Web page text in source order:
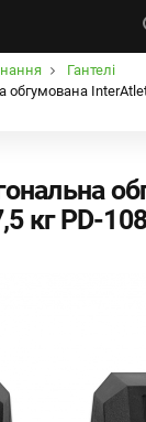
Гантелі
обгумована
кг PD-